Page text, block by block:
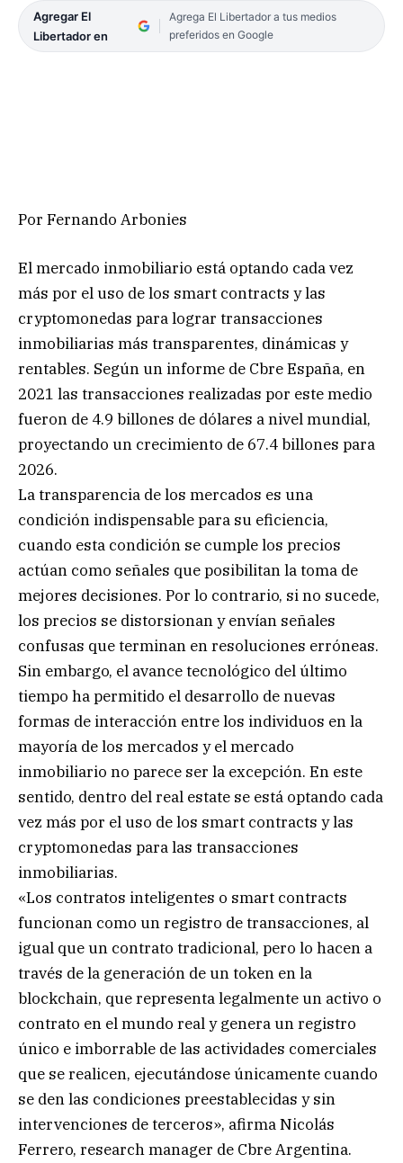
Agregar El
Libertador en
Agrega El Libertador a tus medios
preferidos en Google
Por Fernando Arbonies
El mercado inmobiliario está optando cada vez
más por el uso de los smart contracts y las
cryptomonedas para lograr transacciones
inmobiliarias más transparentes, dinámicas y
rentables. Según un informe de Cbre España, en
2021 las transacciones realizadas por este medio
fueron de 4.9 billones de dólares a nivel mundial,
proyectando un crecimiento de 67.4 billones para
2026.
La transparencia de los mercados es una
condición indispensable para su eficiencia,
cuando esta condición se cumple los precios
actúan como señales que posibilitan la toma de
mejores decisiones. Por lo contrario, si no sucede,
los precios se distorsionan y envían señales
confusas que terminan en resoluciones erróneas.
Sin embargo, el avance tecnológico del último
tiempo ha permitido el desarrollo de nuevas
formas de interacción entre los individuos en la
mayoría de los mercados y el mercado
inmobiliario no parece ser la excepción. En este
sentido, dentro del real estate se está optando cada
vez más por el uso de los smart contracts y las
cryptomonedas para las transacciones
inmobiliarias.
«Los contratos inteligentes o smart contracts
funcionan como un registro de transacciones, al
igual que un contrato tradicional, pero lo hacen a
través de la generación de un token en la
blockchain, que representa legalmente un activo o
contrato en el mundo real y genera un registro
único e imborrable de las actividades comerciales
que se realicen, ejecutándose únicamente cuando
se den las condiciones preestablecidas y sin
intervenciones de terceros», afirma Nicolás
Ferrero, research manager de Cbre Argentina.